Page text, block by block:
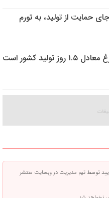
حمایت از تولید، به تورم
توسط تیم مدیریت در وبسایت منتشر